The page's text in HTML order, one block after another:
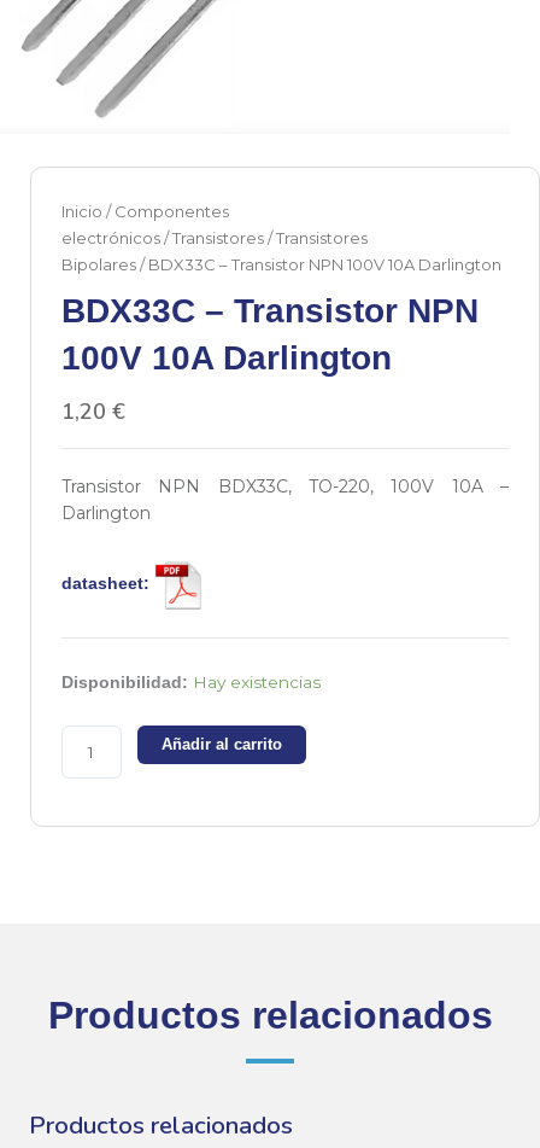
Inicio /Componentes
electrónicos/Transistores/Transistores
Bipolares/ BDX33C – Transistor NPN 100V 10A Darlington
BDX33C – Transistor NPN
100V 10A Darlington
1,20 €
Transistor NPN BDX33C, TO-220, 100V 10A –
Darlington
datasheet:
Disponibilidad: Hay existencias
BDX33C
Transistor
NPN
100V
Añadir al carrito
Productos relacionados
Productos relacionados